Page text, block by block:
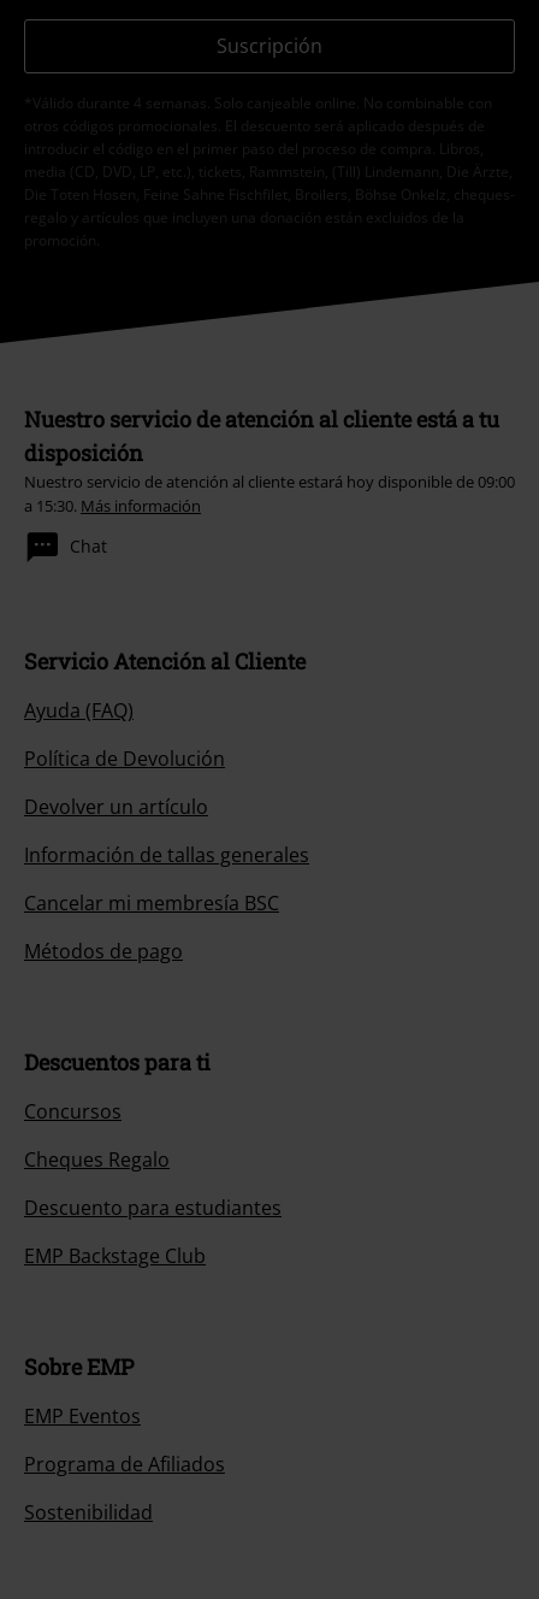
Suscripción
*Válido durante 4 semanas. Solo canjeable online. No combinable con
otros códigos promocionales. El descuento será aplicado después de
introducir el código en el primer paso del proceso de compra. Libros,
media (CD, DVD, LP, etc.), tickets, Rammstein, (Till) Lindemann, Die Ärzte,
Die Toten Hosen, Feine Sahne Fischfilet, Broilers, Böhse Onkelz, cheques-
regalo y artículos que incluyen una donación están excluidos de la
promoción.
Nuestro servicio de atención al cliente está a tu
disposición
Nuestro servicio de atención al cliente estará hoy disponible de 09:00
a 15:30. Más información
Chat
Servicio Atención al Cliente
Ayuda (FAQ)
Política de Devolución
Devolver un artículo
Información de tallas generales
Cancelar mi membresía BSC
Métodos de pago
Descuentos para ti
Concursos
Cheques Regalo
Descuento para estudiantes
EMP Backstage Club
Sobre EMP
EMP Eventos
Programa de Afiliados
Sostenibilidad